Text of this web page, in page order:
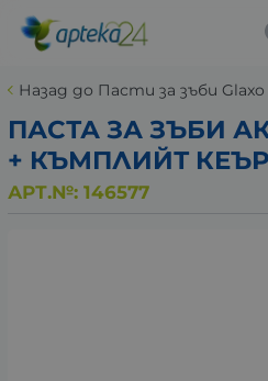
Назад до Пасти за зъби
ПАСТА ЗА ЗЪБИ
+ КЪМПЛИЙТ КЕЪР
АРТ.№: 146577